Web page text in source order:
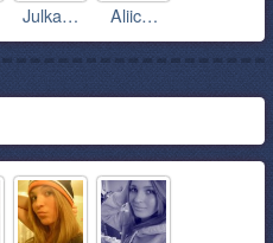
Julka… Aliic…